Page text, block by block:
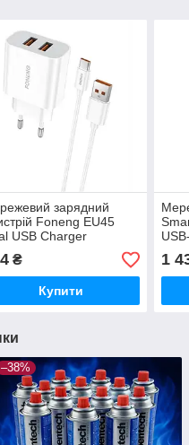
зарядний
Foneng EU45
USB Charger
White (EU45-
TC) + кабель USB
C
₴
Купити
1
–38%